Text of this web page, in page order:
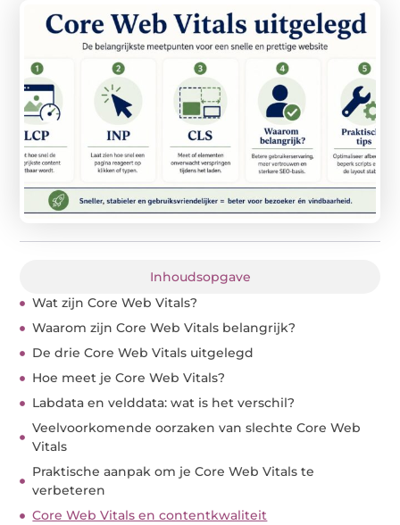
Inhoudsopgave
Wat zijn Core Web Vitals?
Waarom zijn Core Web Vitals belangrijk?
De drie Core Web Vitals uitgelegd
Hoe meet je Core Web Vitals?
Labdata en velddata: wat is het verschil?
Veelvoorkomende oorzaken van slechte Core Web
Vitals
Praktische aanpak om je Core Web Vitals te
verbeteren
Core Web Vitals en contentkwaliteit